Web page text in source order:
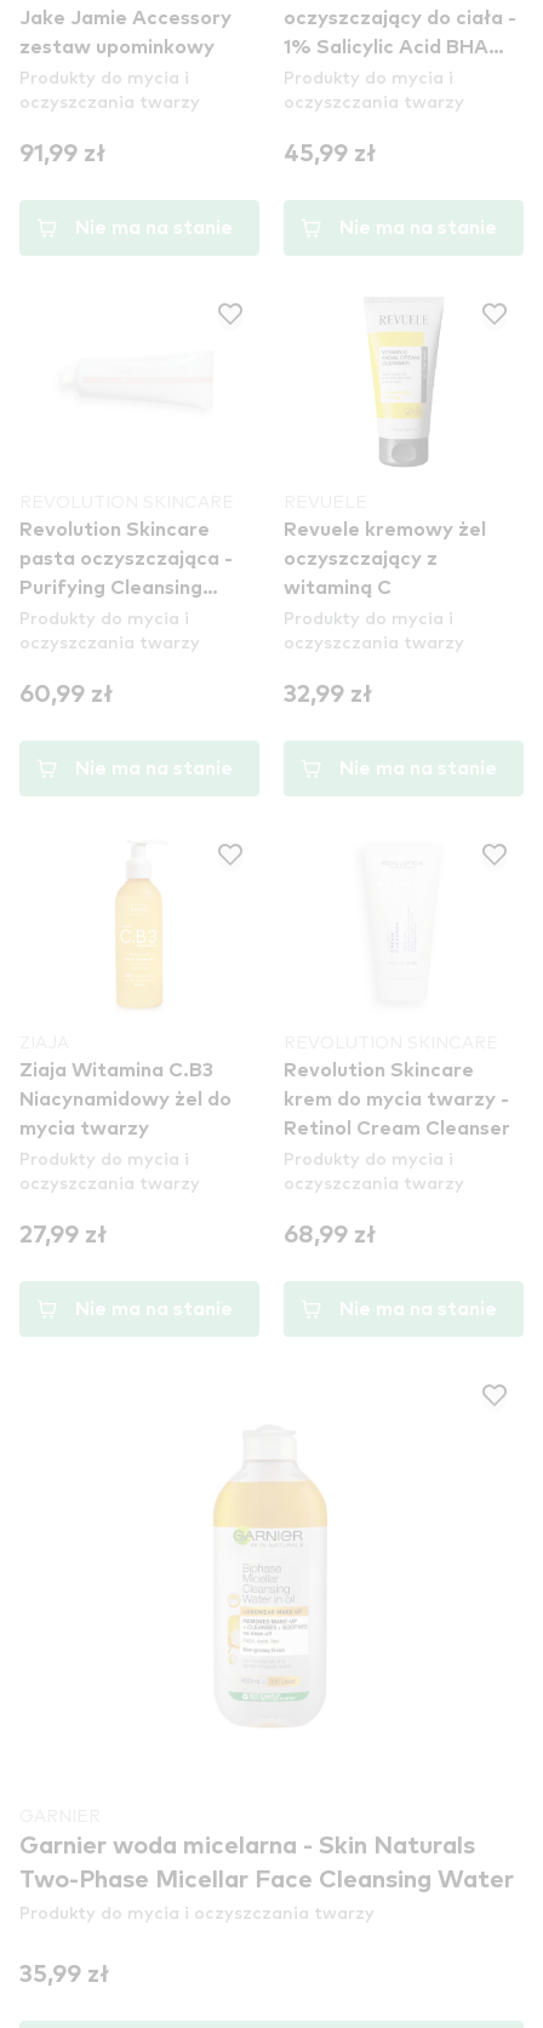
Jake Jamie Accessory
zestaw upominkowy
Produkty do mycia i
oczyszczania twarzy
91,99 zł
Nie ma na stanie
oczyszczający do ciała -
1% Salicylic Acid BHA
Balancing Body Cleanser
Produkty do mycia i
oczyszczania twarzy
45,99 zł
Nie ma na stanie
Revolution Skincare
pasta oczyszczająca -
Purifying Cleansing
Paste
Produkty do mycia i
oczyszczania twarzy
60,99 zł
Nie ma na stanie
Revuele kremowy żel
oczyszczający z
witaminą C
Produkty do mycia i
oczyszczania twarzy
32,99 zł
Nie ma na stanie
Ziaja Witamina C.B3
Niacynamidowy żel do
mycia twarzy
Produkty do mycia i
oczyszczania twarzy
27,99 zł
Nie ma na stanie
Revolution Skincare
krem do mycia twarzy -
Retinol Cream Cleanser
Produkty do mycia i
oczyszczania twarzy
68,99 zł
Nie ma na stanie
Garnier woda micelarna - Skin Naturals
Two-Phase Micellar Face Cleansing Water
Produkty do mycia i oczyszczania twarzy
35,99 zł